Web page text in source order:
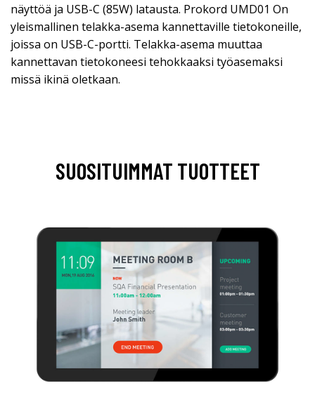
näyttöä ja USB-C (85W) latausta. Prokord UMD01 On
yleismallinen telakka-asema kannettaville tietokoneille,
joissa on USB-C-portti. Telakka-asema muuttaa
kannettavan tietokoneesi tehokkaaksi työasemaksi
missä ikinä oletkaan.
SUOSITUIMMAT TUOTTEET